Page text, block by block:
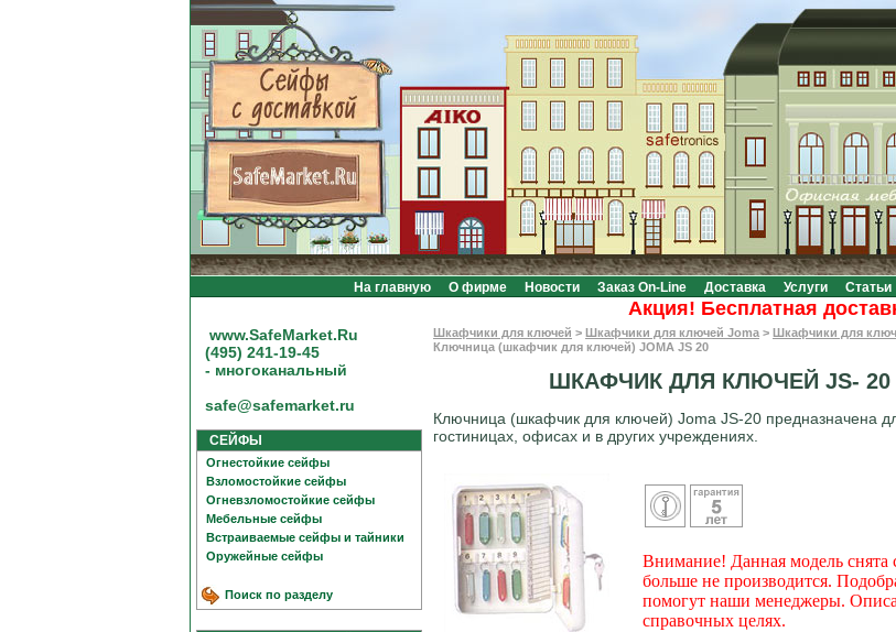
На главную О фирме Новости Заказ On-Line Доставка Услуги Статьи
Акция! Бесплатная доставка
www.SafeMarket.Ru
(495) 241-19-45
- многоканальный
safe@safemarket.ru
СЕЙФЫ
Огнестойкие сейфы
Взломостойкие сейфы
Огневзломостойкие сейфы
Мебельные сейфы
Встраиваемые сейфы и тайники
Оружейные сейфы
Поиск по разделу
Шкафчики для ключей > Шкафчики для ключей Joma > Шкафчики для
Ключница (шкафчик для ключей) JOMA JS 20
ШКАФЧИК ДЛЯ КЛЮЧЕЙ JS- 20
Ключница (шкафчик для ключей) Joma JS-20 предназначена
гостиницах, офисах и в других учреждениях.
Внимание! Данная модель снята
больше не производится.
помогут наши менеджеры.
справочных целях.